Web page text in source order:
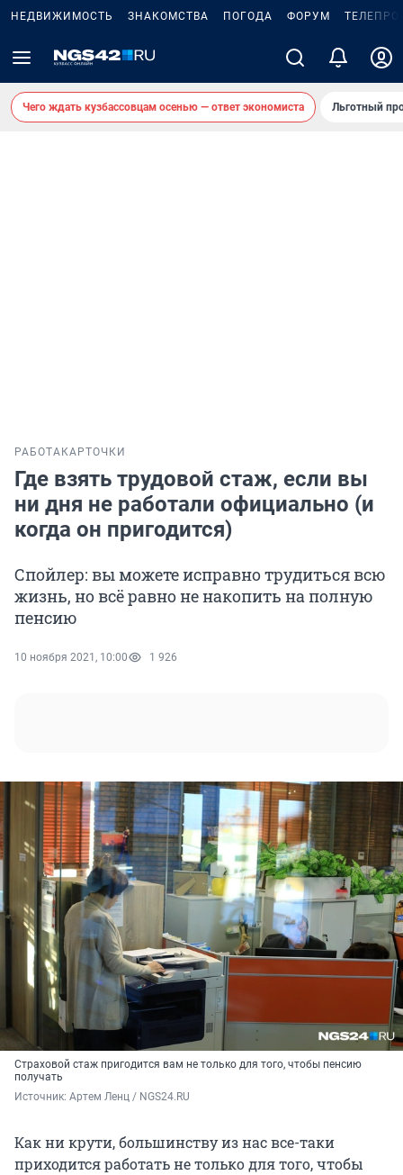
НЕДВИЖИМОСТЬ ЗНАКОМСТВА ПОГОДА ФОРУМ
Чего ждать кузбассовцам осенью — ответ экономиста Льготный
РАБОТА КАРТОЧКИ
Где взять трудовой стаж, если вы
ни дня не работали официально (и
когда он пригодится)
Спойлер: вы можете исправно трудиться всю
жизнь, но всё равно не накопить на полную
пенсию
10 ноября 2021, 10:00 1 926
Страховой стаж пригодится вам не только для того, чтобы пенсию
получать
Источник: Артем Ленц / NGS24.RU
Как ни крути, большинству из нас все-таки
приходится работать не только для того, чтобы